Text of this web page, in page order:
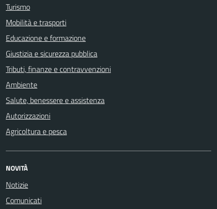
Turismo
Mobilità e trasporti
Educazione e formazione
Giustizia e sicurezza pubblica
Tributi, finanze e contravvenzioni
Ambiente
Salute, benessere e assistenza
Autorizzazioni
Agricoltura e pesca
NOVITÀ
Notizie
Comunicati